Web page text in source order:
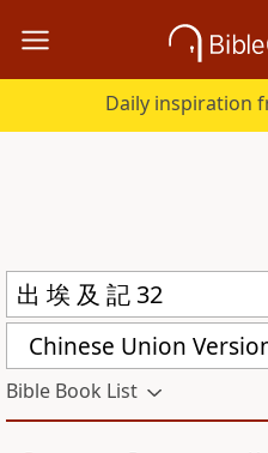
Daily inspiration
Chinese Union
Bible Book List